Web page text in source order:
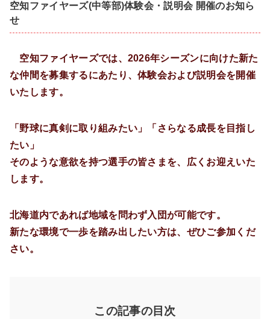
空知ファイヤーズ(中等部)体験会・説明会 開催のお知ら
せ
空知ファイヤーズでは、2026年シーズンに向けた新た
な仲間を募集するにあたり、体験会および説明会を開催
いたします。
「野球に真剣に取り組みたい」「さらなる成長を目指し
たい」
そのような意欲を持つ選手の皆さまを、広くお迎えいた
します。
北海道内であれば地域を問わず入団が可能です。
新たな環境で一歩を踏み出したい方は、ぜひご参加くだ
さい。
この記事の目次